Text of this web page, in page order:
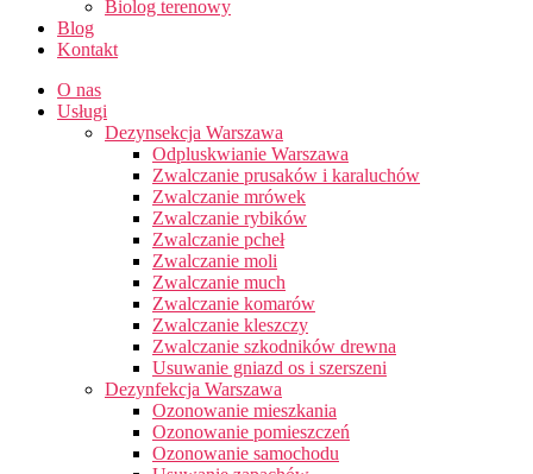
Biolog terenowy
Blog
Kontakt
O nas
Usługi
Dezynsekcja Warszawa
Odpluskwianie Warszawa
Zwalczanie prusaków i karaluchów
Zwalczanie mrówek
Zwalczanie rybików
Zwalczanie pcheł
Zwalczanie moli
Zwalczanie much
Zwalczanie komarów
Zwalczanie kleszczy
Zwalczanie szkodników drewna
Usuwanie gniazd os i szerszeni
Dezynfekcja Warszawa
Ozonowanie mieszkania
Ozonowanie pomieszczeń
Ozonowanie samochodu